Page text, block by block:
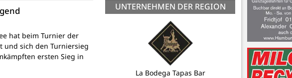
hat beim Turnier der
und sich den Turniersieg
ersten Sieg in
UNTERNEHMEN DER REGION
La Bodega Tapas Bar